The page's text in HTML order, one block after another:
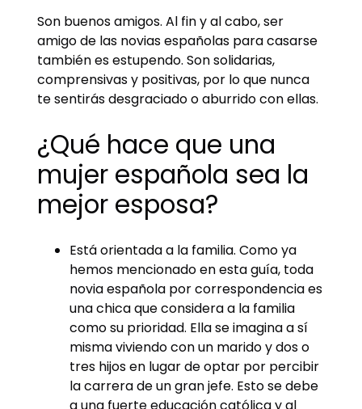
Son buenos amigos. Al fin y al cabo, ser
amigo de las novias españolas para casarse
también es estupendo. Son solidarias,
comprensivas y positivas, por lo que nunca
te sentirás desgraciado o aburrido con ellas.
¿Qué hace que una
mujer española sea la
mejor esposa?
Está orientada a la familia. Como ya
hemos mencionado en esta guía, toda
novia española por correspondencia es
una chica que considera a la familia
como su prioridad. Ella se imagina a sí
misma viviendo con un marido y dos o
tres hijos en lugar de optar por percibir
la carrera de un gran jefe. Esto se debe